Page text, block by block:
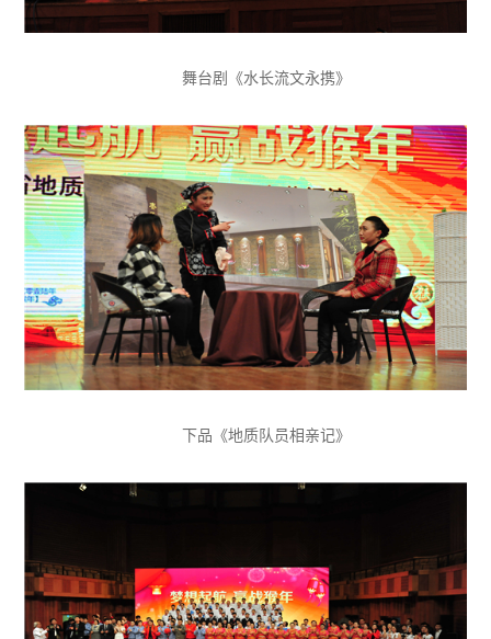
舞台剧《水长流文永携》
下品《地质队员相亲记》